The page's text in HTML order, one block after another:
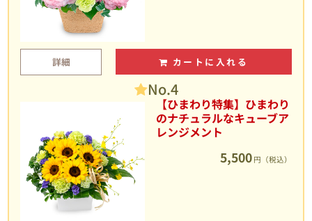
詳細 カートに入れる
No.4
【ひまわり特集】ひまわり
のナチュラルなキューブア
レンジメント
5,500 円（税込）